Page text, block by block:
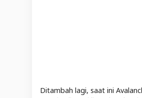
Ditambah lagi, saat ini